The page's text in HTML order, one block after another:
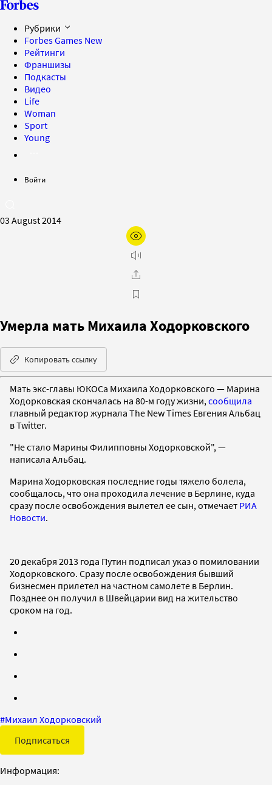
Рубрики
Forbes Games New
Рейтинги
Франшизы
Подкасты
Видео
Life
Woman
Sport
Young
Войти
03 August 2014
Умерла мать Михаила Ходорковского
Копировать ссылку
Мать экс-главы ЮКОСа Михаила Ходорковского — Марина
Ходорковская скончалась на 80-м году жизни, сообщила
главный редактор журнала The New Times Евгения Альбац
в Twitter.
"Не стало Марины Филипповны Ходорковской", —
написала Альбац.
Марина Ходорковская последние годы тяжело болела,
сообщалось, что она проходила лечение в Берлине, куда
сразу после освобождения вылетел ее сын, отмечает РИА
Новости.
20 декабря 2013 года Путин подписал указ о помиловании
Ходорковского. Сразу после освобождения бывший
бизнесмен прилетел на частном самолете в Берлин.
Позднее он получил в Швейцарии вид на жительство
сроком на год.
#Михаил Ходорковский
Подписаться
Информация: